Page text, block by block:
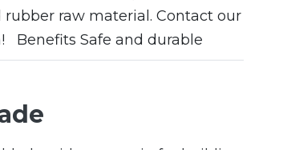
raw material. Contact our
Benefits Safe and durable